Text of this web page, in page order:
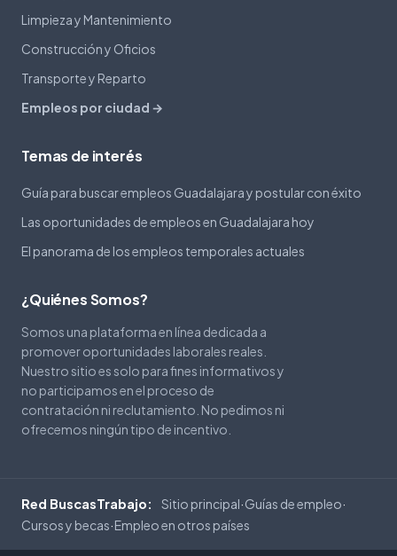
Limpieza y Mantenimiento
Construcción y Oficios
Transporte y Reparto
Empleos por ciudad →
Temas de interés
Guía para buscar empleos Guadalajara y postular con éxito
Las oportunidades de empleos en Guadalajara hoy
El panorama de los empleos temporales actuales
¿Quiénes Somos?
Somos una plataforma en línea dedicada a
promover oportunidades laborales reales.
Nuestro sitio es solo para fines informativos y
no participamos en el proceso de
contratación ni reclutamiento. No pedimos ni
ofrecemos ningún tipo de incentivo.
Red BuscasTrabajo: Sitio principal·Guías de empleo·
Cursos y becas·Empleo en otros países